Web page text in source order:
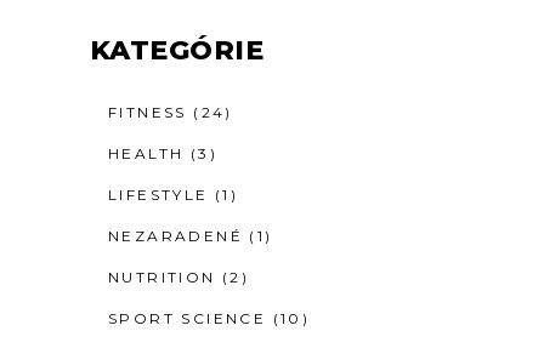
KATEGÓRIE
FITNESS (24)
HEALTH (3)
LIFESTYLE (1)
NEZARADENÉ (1)
NUTRITION (2)
SPORT SCIENCE (10)